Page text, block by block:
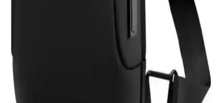
Samsung Galaxy Tab S9 FE+ Plus için tasarlanmış nano cam ekran
koruyucu, yüksek dayanıklılık ve net görüntü sağlar. Kolay
uygulama ve göz yorgunluğunu azaltıcı özellikleriyle ekran
Asfal Apple Watch Uyumlu 42-49 mm Kordonlar
Detaylı İnceleme ve Özellikleri
Asfal markasının Apple Watch uyumlu, çeşitli renk ve boyut
seçenekleriyle yüksek kaliteli kordonları, estetik ve dayanıklılık
sunarak kullanım konforu sağlar.